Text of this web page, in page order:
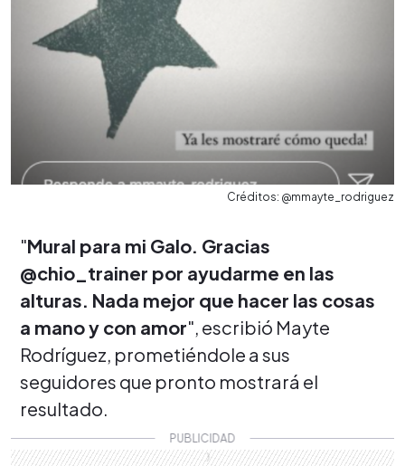
Créditos: @mmayte_rodriguez
"Mural para mi Galo. Gracias
@chio_trainer por ayudarme en las
alturas. Nada mejor que hacer las cosas
a mano y con amor", escribió Mayte
Rodríguez, prometiéndole a sus
seguidores que pronto mostrará el
resultado.